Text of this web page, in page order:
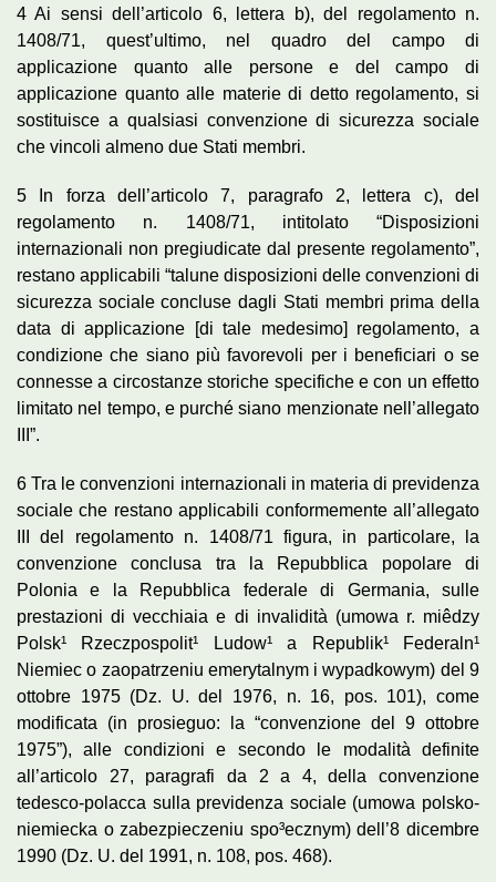
4 Ai sensi dell’articolo 6, lettera b), del regolamento n.
1408/71, quest’ultimo, nel quadro del campo di
applicazione quanto alle persone e del campo di
applicazione quanto alle materie di detto regolamento, si
sostituisce a qualsiasi convenzione di sicurezza sociale
che vincoli almeno due Stati membri.
5 In forza dell’articolo 7, paragrafo 2, lettera c), del
regolamento n. 1408/71, intitolato “Disposizioni
internazionali non pregiudicate dal presente regolamento”,
restano applicabili “talune disposizioni delle convenzioni di
sicurezza sociale concluse dagli Stati membri prima della
data di applicazione [di tale medesimo] regolamento, a
condizione che siano più favorevoli per i beneficiari o se
connesse a circostanze storiche specifiche e con un effetto
limitato nel tempo, e purché siano menzionate nell’allegato
III”.
6 Tra le convenzioni internazionali in materia di previdenza
sociale che restano applicabili conformemente all’allegato
III del regolamento n. 1408/71 figura, in particolare, la
convenzione conclusa tra la Repubblica popolare di
Polonia e la Repubblica federale di Germania, sulle
prestazioni di vecchiaia e di invalidità (umowa r. miêdzy
Polsk¹ Rzeczpospolit¹ Ludow¹ a Republik¹ Federaln¹
Niemiec o zaopatrzeniu emerytalnym i wypadkowym) del 9
ottobre 1975 (Dz. U. del 1976, n. 16, pos. 101), come
modificata (in prosieguo: la “convenzione del 9 ottobre
1975”), alle condizioni e secondo le modalità definite
all’articolo 27, paragrafi da 2 a 4, della convenzione
tedesco-polacca sulla previdenza sociale (umowa polsko-
niemiecka o zabezpieczeniu spo³ecznym) dell’8 dicembre
1990 (Dz. U. del 1991, n. 108, pos. 468).